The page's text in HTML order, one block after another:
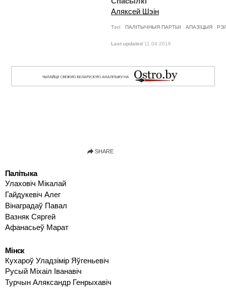
Аляксей Шэін
Тэгі ПАЛІТЫЧНЫЯ ПАРТЫІ АПАЗІЦЫЯ
Last updated 11.04.2016
Палітыка
Улаховіч Мікалай
Гайдукевіч Алег
Вінаградаў Павал
Вазняк Сяргей
Афанасьеў Марат
Мінск
Кухароў Уладзімір Яўгеньевіч
Русый Міхаіл Іванавіч
Турчын Аляксандр Генрыхавіч